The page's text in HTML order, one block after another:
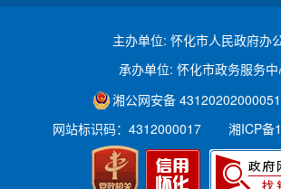
主办单位: 怀化市人民政府办
承办单位: 怀化市政务服务
湘公网安备
网站标识码：4312000017
湘ICP备